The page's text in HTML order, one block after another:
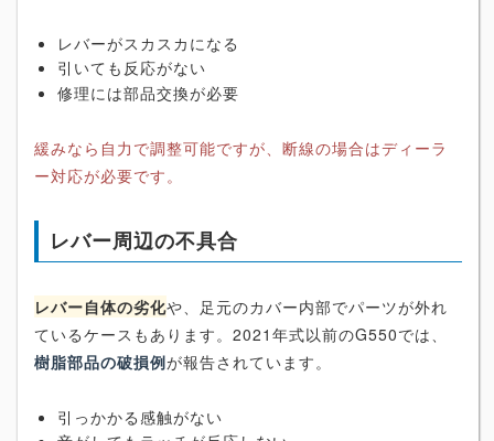
レバーがスカスカになる
引いても反応がない
修理には部品交換が必要
緩みなら自力で調整可能ですが、断線の場合はディーラ
ー対応が必要です。
レバー周辺の不具合
レバー自体の劣化や、足元のカバー内部でパーツが外れ
ているケースもあります。2021年式以前のG550では、
樹脂部品の破損例が報告されています。
引っかかる感触がない